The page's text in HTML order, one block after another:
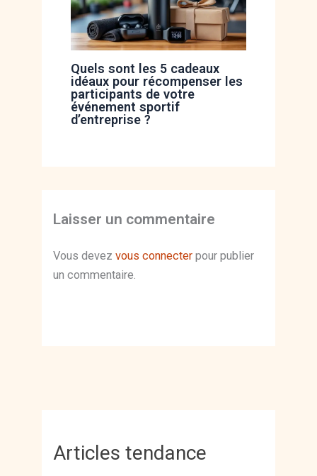
Articles tendance
Quels sont les 5 cadeaux
idéaux pour récompenser les
participants de votre
événement sportif
d’entreprise ?
Laisser un commentaire
Vous devezvous connecter pour publier
un commentaire.